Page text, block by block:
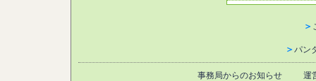
＞
＞ パン
事務局からのお知らせ 運